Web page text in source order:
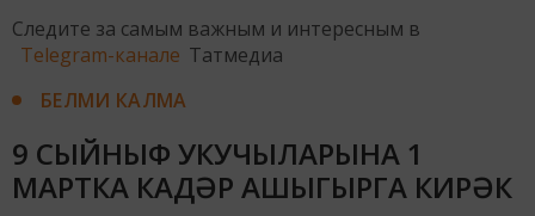
Следите за самым важным и интересным в
Telegram-канале Татмедиа
БЕЛМИ КАЛМА
9 СЫЙНЫФ УКУЧЫЛАРЫНА 1
МАРТКА КАДӘР АШЫГЫРГА КИРӘК